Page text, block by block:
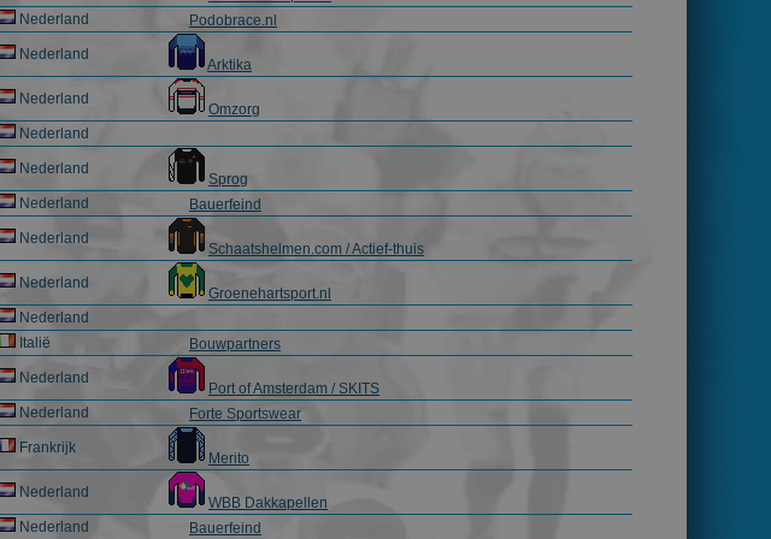
Nederland
Podobrace.nl
Nederland
Arktika
Nederland
Omzorg
Nederland
Nederland
Sprog
Nederland
Bauerfeind
Nederland
Schaatshelmen.com / Actief-thuis
Nederland
Groenehartsport.nl
Nederland
Italië
Bouwpartners
Nederland
Port of Amsterdam / SKITS
Nederland
Forte Sportswear
Frankrijk
Merito
Nederland
WBB Dakkapellen
Nederland Bauerfeind